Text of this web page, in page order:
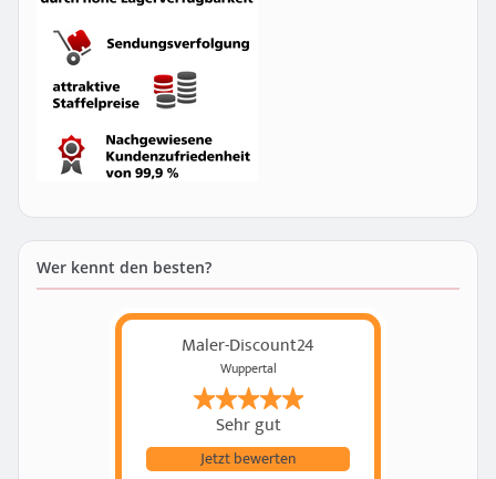
Wer kennt den besten?
Maler-Discount24
Wuppertal
Sehr gut
Jetzt bewerten